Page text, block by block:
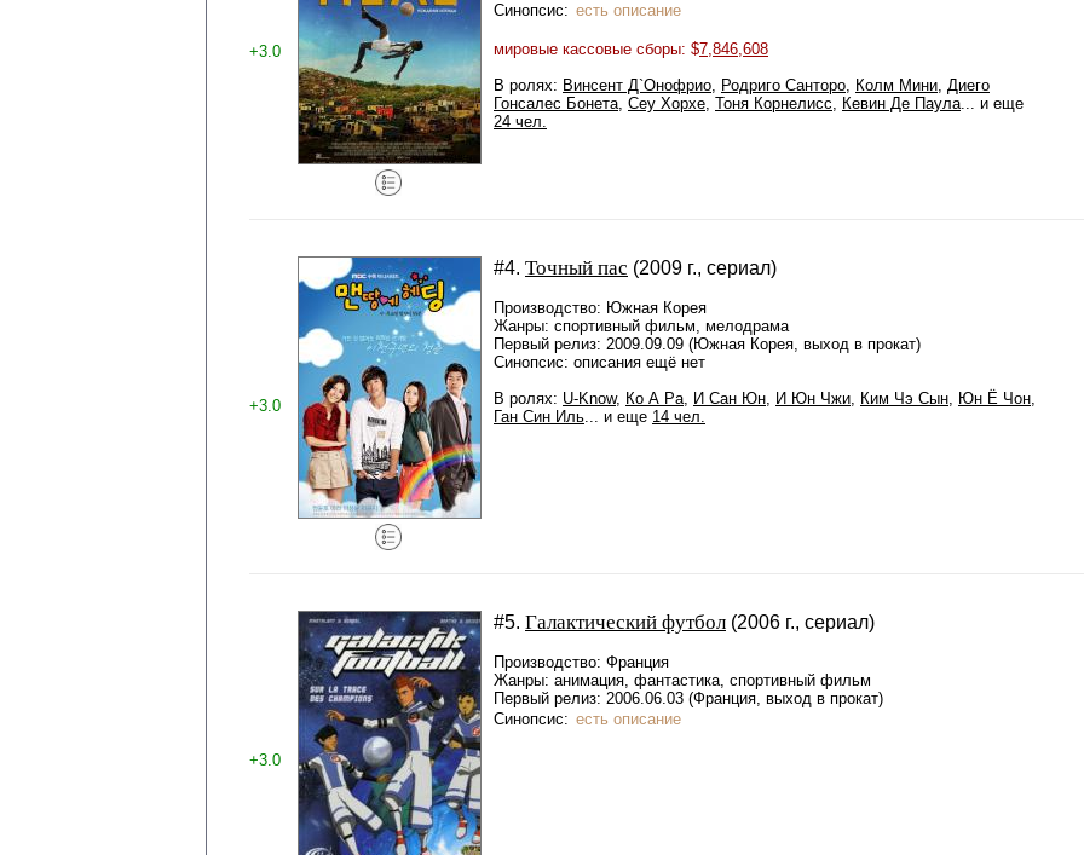
+3.0
Синопсис: есть описание
мировые кассовые сборы: $7,846,608
В ролях: Винсент Д`Онофрио, Родриго Санторо, Колм Мини, Диего
Гонсалес Бонета, Сеу Хорхе, Тоня Корнелисс, Кевин Де Паула... и еще
24 чел.
+3.0
#4. Точный пас (2009 г., сериал)
Производство: Южная Корея
Жанры: спортивный фильм, мелодрама
Первый релиз: 2009.09.09 (Южная Корея, выход в прокат)
Синопсис: описания ещё нет
В ролях: U-Know, Ко А Ра, И Сан Юн, И Юн Чжи, Ким Чэ Сын, Юн Ё Чон,
Ган Син Иль... и еще 14 чел.
+3.0
#5. Галактический футбол (2006 г., сериал)
Производство: Франция
Жанры: анимация, фантастика, спортивный фильм
Первый релиз: 2006.06.03 (Франция, выход в прокат)
Синопсис: есть описание